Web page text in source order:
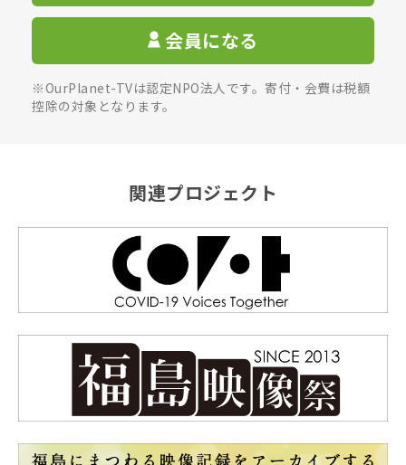
会員になる
※OurPlanet-TVは認定NPO法人です。寄付・会費は税額
控除の対象となります。
関連プロジェクト